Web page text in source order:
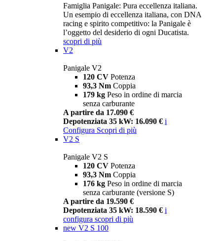
Famiglia Panigale: Pura eccellenza italiana.
Un esempio di eccellenza italiana, con DNA
racing e spirito competitivo: la Panigale è
l’oggetto del desiderio di ogni Ducatista.
scopri di più
V2
Panigale V2
120 CV Potenza
93,3 Nm Coppia
179 kg Peso in ordine di marcia
senza carburante
A partire da 17.090 €
Depotenziata 35 kW: 16.090 € i
Configura Scopri di più
V2 S
Panigale V2 S
120 CV Potenza
93,3 Nm Coppia
176 kg Peso in ordine di marcia
senza carburante (versione S)
A partire da 19.590 €
Depotenziata 35 kW: 18.590 € i
configura scopri di più
new V2 S 100